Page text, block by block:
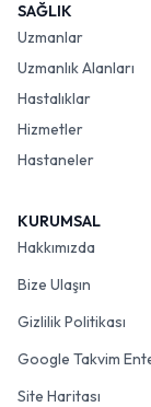
SAĞLIK
Uzmanlar
Uzmanlık Alanları
Hastalıklar
Hizmetler
Hastaneler
KURUMSAL
Hakkımızda
Bize Ulaşın
Gizlilik Politikası
Google Takvim
Site Haritası